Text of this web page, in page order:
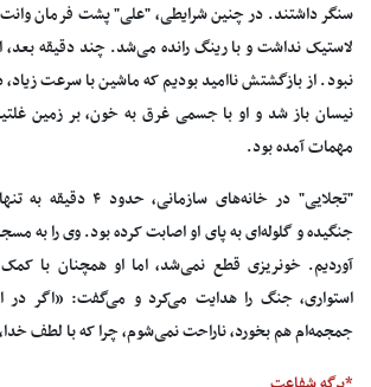
سنگر داشتند. در چنین شرایطی، "علی" پشت فرمان
لاستیک نداشت و با رینگ رانده می‌شد. چند دقیقه بعد،
نبود. از بازگشتش ناامید بودیم که ماشین با سرعت
نیسان باز شد و او با جسمی غرق به خون، بر زمین
مهمات آمده بود.
"تجلایی" در خانه‌های
جنگیده و گلوله‌ای به پای او اصابت کرده بود. وی را به
آوردیم. خونریزی قطع نمی‌شد، اما او همچنان با
استواری، جنگ را هدایت می‌کرد و می‌گفت: «اگر در
جمجمه‌ام هم بخورد، ناراحت نمی‌شوم، چرا که با لطف